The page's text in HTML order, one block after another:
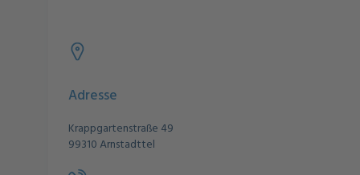
Adresse
Krappgartenstraße 49
99310 Arnstadttel